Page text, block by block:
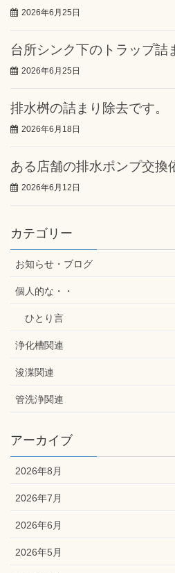
2026年6月25日
台所シンク下のトラップ詰
2026年6月25日
排水桝の詰まり除去です。
2026年6月18日
ある店舗の排水ポンプ交換
2026年6月12日
カテゴリー
お知らせ・ブログ
個人的な・・
ひとり言
浄化槽関連
浚渫関連
管洗浄関連
アーカイブ
2026年8月
2026年7月
2026年6月
2026年5月